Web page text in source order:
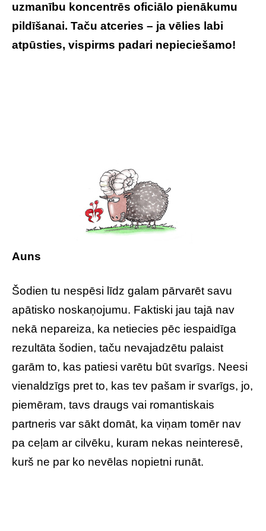
uzmanību koncentrēs oficiālo pienākumu
pildīšanai. Taču atceries – ja vēlies labi
atpūsties, vispirms padari nepieciešamo!
Auns
Šodien tu nespēsi līdz galam pārvarēt savu
apātisko noskaņojumu. Faktiski jau tajā nav
nekā nepareiza, ka netiecies pēc iespaidīga
rezultāta šodien, taču nevajadzētu palaist
garām to, kas patiesi varētu būt svarīgs. Neesi
vienaldzīgs pret to, kas tev pašam ir svarīgs, jo,
piemēram, tavs draugs vai romantiskais
partneris var sākt domāt, ka viņam tomēr nav
pa ceļam ar cilvēku, kuram nekas neinteresē,
kurš ne par ko nevēlas nopietni runāt.